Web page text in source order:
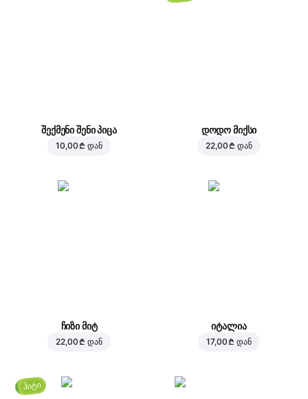
შექმენი შენი პიცა
10,00 ₾ დან
დოდო მიქსი
22,00 ₾ დან
ჩიზი მიტ
22,00 ₾ დან
იტალია
17,00 ₾ დან
ჰიტი